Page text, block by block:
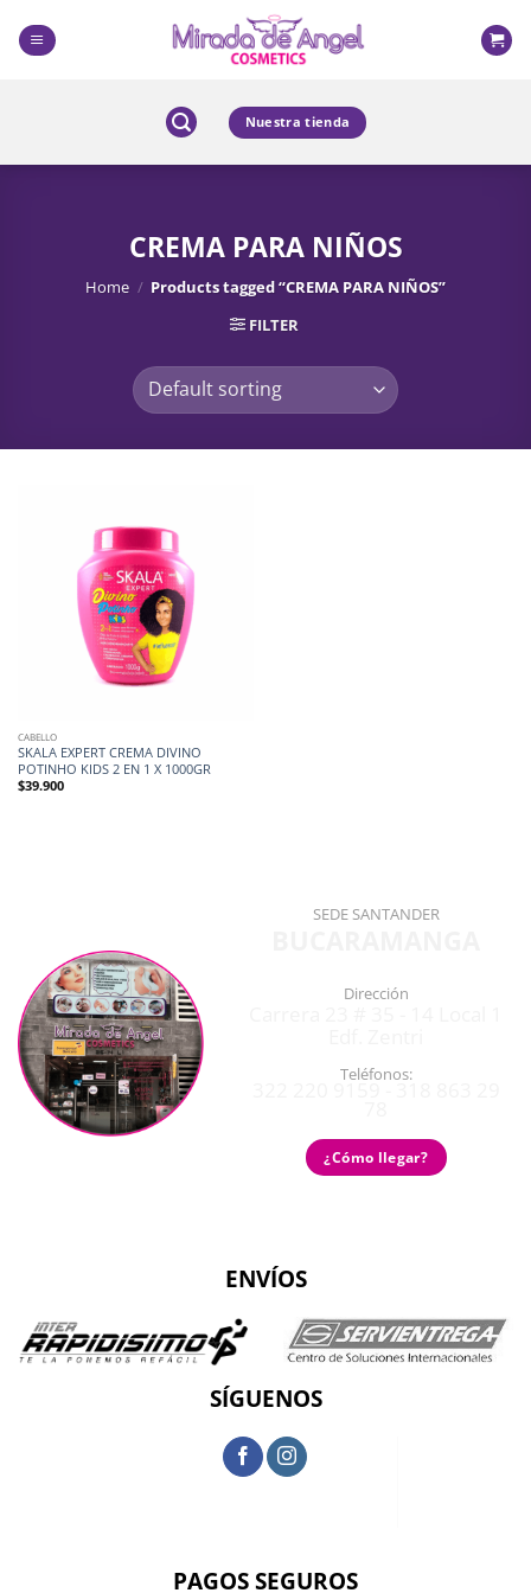
content
Nuestra tienda
CREMA PARA NIÑOS
Home / Products tagged “CREMA PARA NIÑOS”
FILTER
CABELLO
SKALA EXPERT CREMA DIVINO
POTINHO KIDS 2 EN 1 X 1000GR
$39.900
SEDE SANTANDER
Dirección
Teléfonos:
¿Cómo llegar?
ENVÍOS
SÍGUENOS
PAGOS SEGUROS